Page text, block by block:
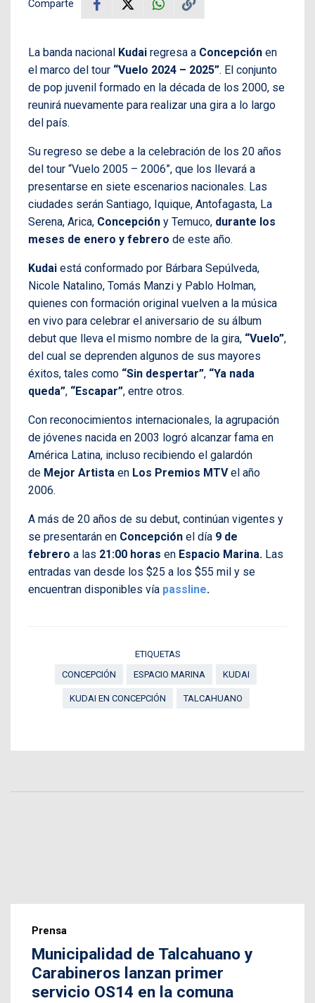
Comparte
La banda nacional Kudai regresa a Concepción en
el marco del tour “Vuelo 2024 – 2025”. El conjunto
de pop juvenil formado en la década de los 2000, se
reunirá nuevamente para realizar una gira a lo largo
del país.
Su regreso se debe a la celebración de los 20 años
del tour “Vuelo 2005 – 2006”, que los llevará a
presentarse en siete escenarios nacionales. Las
ciudades serán Santiago, Iquique, Antofagasta, La
Serena, Arica, Concepción y Temuco, durante los
meses de enero y febrero de este año.
Kudai está conformado por Bárbara Sepúlveda,
Nicole Natalino, Tomás Manzi y Pablo Holman,
quienes con formación original vuelven a la música
en vivo para celebrar el aniversario de su álbum
debut que lleva el mismo nombre de la gira, “Vuelo”,
del cual se deprenden algunos de sus mayores
éxitos, tales como “Sin despertar”, “Ya nada
queda”, “Escapar”, entre otros.
Con reconocimientos internacionales, la agrupación
de jóvenes nacida en 2003 logró alcanzar fama en
América Latina, incluso recibiendo el galardón
de Mejor Artista en Los Premios MTVel año
2006.
A más de 20 años de su debut, continúan vigentes y
se presentarán en Concepción el día 9 de
febrero a las 21:00 horas en Espacio Marina. Las
entradas van desde los $25 a los $55 mil y se
encuentran disponibles vía passline.
ETIQUETAS
CONCEPCIÓN
ESPACIO MARINA KUDAI
KUDAI EN CONCEPCIÓN TALCAHUANO
Prensa
Municipalidad de Talcahuano y
Carabineros lanzan primer
servicio OS14 en la comuna